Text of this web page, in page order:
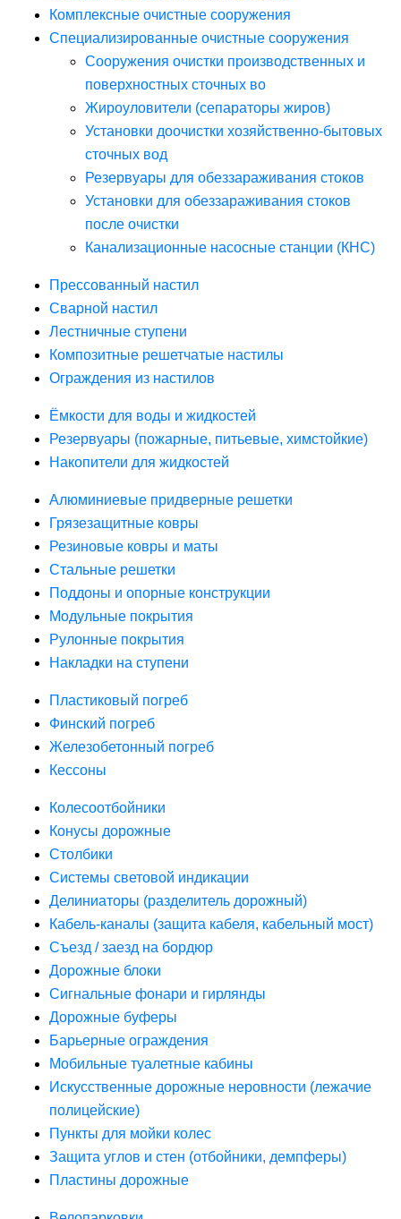
Комплексные очистные сооружения
Специализированные очистные сооружения
Сооружения очистки производственных и
поверхностных сточных во
Жироуловители (сепараторы жиров)
Установки доочистки хозяйственно-бытовых
сточных вод
Резервуары для обеззараживания стоков
Установки для обеззараживания стоков
после очистки
Канализационные насосные станции (КНС)
Прессованный настил
Сварной настил
Лестничные ступени
Композитные решетчатые настилы
Ограждения из настилов
Ёмкости для воды и жидкостей
Резервуары (пожарные, питьевые, химстойкие)
Накопители для жидкостей
Алюминиевые придверные решетки
Грязезащитные ковры
Резиновые ковры и маты
Стальные решетки
Поддоны и опорные конструкции
Модульные покрытия
Рулонные покрытия
Накладки на ступени
Пластиковый погреб
Финский погреб
Железобетонный погреб
Кессоны
Колесоотбойники
Конусы дорожные
Столбики
Системы световой индикации
Делиниаторы (разделитель дорожный)
Кабель-каналы (защита кабеля, кабельный мост)
Съезд / заезд на бордюр
Дорожные блоки
Сигнальные фонари и гирлянды
Дорожные буферы
Барьерные ограждения
Мобильные туалетные кабины
Искусственные дорожные неровности (лежачие
полицейские)
Пункты для мойки колес
Защита углов и стен (отбойники, демпферы)
Пластины дорожные